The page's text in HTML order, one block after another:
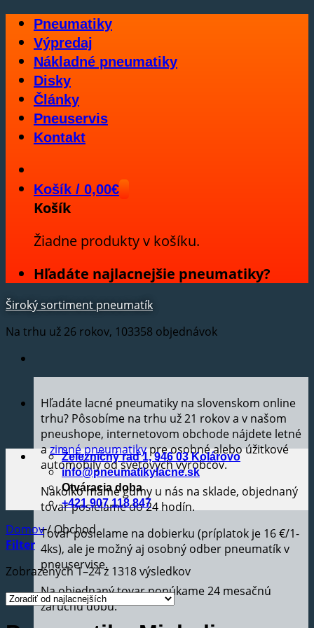
Skip
content
Pneumatiky
Výpredaj
Nákladné pneumatiky
Disky
Články
Pneuservis
Kontakt
Košík / 0,00€
Košík
Žiadne produkty v košíku.
Hľadáte najlacnejšie pneumatiky?
Široký sortiment pneumatík
Na trhu už 26 rokov, 103358 objednávok
Hľadáte lacné pneumatiky na slovenskom online
trhu? Pôsobíme na trhu už 21 rokov a v našom
pneushope, internetovom obchode nájdete letné
azimné pneumatikypre osobné alebo úžitkové
automobily od svetových výrobcov.
Nakoľko máme gumy u nás na sklade, objednaný
tovar posielame do 24 hodín.
Tovar posielame na dobierku (príplatok je 16 €/1-
4ks), ale je možný aj osobný odber pneumatík v
pneuservise.
Na objednaný tovar ponúkame 24 mesačnú
záručnú dobu.
Železničný rad 1, 946 03 Kolárovo
info@pneumatikylacne.sk
Otváracia doba
+421 907 118 847
Domov/Obchod
Filter
Zobrazených 1–24 z 1318 výsledkov